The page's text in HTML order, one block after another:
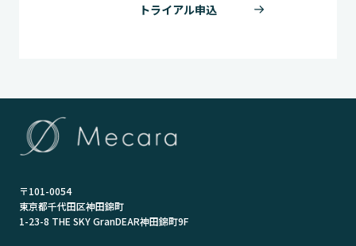
トライアル申込
〒101-0054
東京都千代田区神田錦町
1-23-8 THE SKY GranDEAR神田錦町9F